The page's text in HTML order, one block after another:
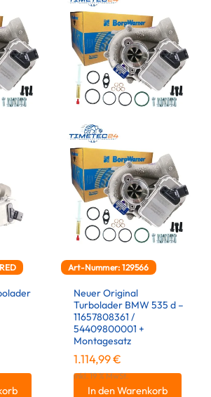
Art-Nummer: 129566
Neuer Original
Turbolader BMW 535 d –
11657808361 /
54409800001 +
Montagesatz
1.114,99€
inkl. 19 % MwSt.
In den Warenkorb